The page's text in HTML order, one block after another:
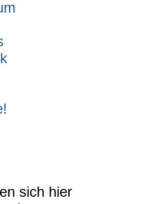
sich hier